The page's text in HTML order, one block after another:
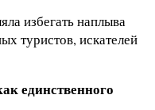
избегать наплыва
туристов, искателей
единственного